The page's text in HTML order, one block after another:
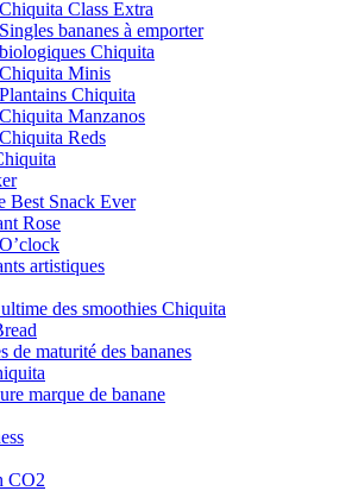
Class Extra
bananes à emporter
Chiquita
Minis
Chiquita
Manzanos
Reds
Best Snack Ever
Rose
artistiques
des smoothies Chiquita
de maturité des bananes
marque de banane
CO2